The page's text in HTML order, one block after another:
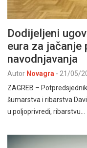
Dodijeljeni
eura za
navodnjavanja
Autor Novagra - 21/05/
ZAGREB –
šumarstva i ribarstva
u poljoprivredi, ribarstvu…